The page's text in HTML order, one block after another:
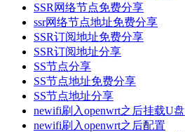
SSR网络节点免费分享
ssr网络节点地址免费分享
SSR订阅地址免费分享
SSR订阅地址分享
SS节点分享
SS节点地址免费分享
SS节点地址分享
newifi刷入openwrt之后挂载U盘
newifi刷入openwrt之后配置